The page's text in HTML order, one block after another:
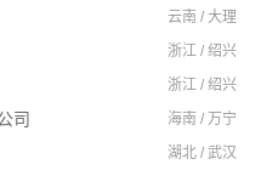
云南 / 大理
浙江 / 绍兴
浙江 / 绍兴
司 海南 / 万宁
湖北 / 武汉